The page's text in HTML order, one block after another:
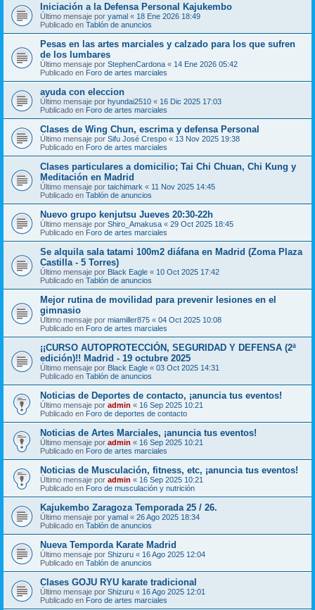
Iniciación a la Defensa Personal Kajukembo
Último mensaje por yamal « 18 Ene 2026 18:49
Publicado en Tablón de anuncios
Pesas en las artes marciales y calzado para los que sufren
de los lumbares
Último mensaje por StephenCardona « 14 Ene 2026 05:42
Publicado en Foro de artes marciales
ayuda con eleccion
Último mensaje por hyundai2510 « 16 Dic 2025 17:03
Publicado en Foro de artes marciales
Clases de Wing Chun, escrima y defensa Personal
Último mensaje por Sifu José Crespo « 13 Nov 2025 19:38
Publicado en Foro de artes marciales
Clases particulares a domicilio; Tai Chi Chuan, Chi Kung y
Meditación en Madrid
Último mensaje por taichimark « 11 Nov 2025 14:45
Publicado en Tablón de anuncios
Nuevo grupo kenjutsu Jueves 20:30-22h
Último mensaje por Shiro_Amakusa « 29 Oct 2025 18:45
Publicado en Foro de artes marciales
Se alquila sala tatami 100m2 diáfana en Madrid (Zoma Plaza
Castilla - 5 Torres)
Último mensaje por Black Eagle « 10 Oct 2025 17:42
Publicado en Tablón de anuncios
Mejor rutina de movilidad para prevenir lesiones en el
gimnasio
Último mensaje por miamiller875 « 04 Oct 2025 10:08
Publicado en Foro de artes marciales
¡¡CURSO AUTOPROTECCIÓN, SEGURIDAD Y DEFENSA (2ª
edición)!! Madrid - 19 octubre 2025
Último mensaje por Black Eagle « 03 Oct 2025 14:31
Publicado en Tablón de anuncios
Noticias de Deportes de contacto, ¡anuncia tus eventos!
Último mensaje por admin « 16 Sep 2025 10:21
Publicado en Foro de deportes de contacto
Noticias de Artes Marciales, ¡anuncia tus eventos!
Último mensaje por admin « 16 Sep 2025 10:21
Publicado en Foro de artes marciales
Noticias de Musculación, fitness, etc, ¡anuncia tus eventos!
Último mensaje por admin « 16 Sep 2025 10:21
Publicado en Foro de musculación y nutrición
Kajukembo Zaragoza Temporada 25 / 26.
Último mensaje por yamal « 26 Ago 2025 18:34
Publicado en Tablón de anuncios
Nueva Temporda Karate Madrid
Último mensaje por Shizuru « 16 Ago 2025 12:04
Publicado en Tablón de anuncios
Clases GOJU RYU karate tradicional
Último mensaje por Shizuru « 16 Ago 2025 12:01
Publicado en Foro de artes marciales